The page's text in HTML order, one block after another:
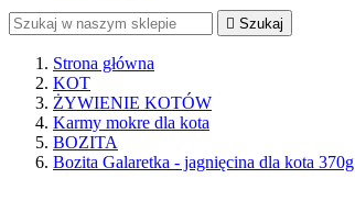
 Szukaj
Strona główna
KOT
ŻYWIENIE KOTÓW
Karmy mokre dla kota
BOZITA
Bozita Galaretka - jagnięcina dla kota 370g